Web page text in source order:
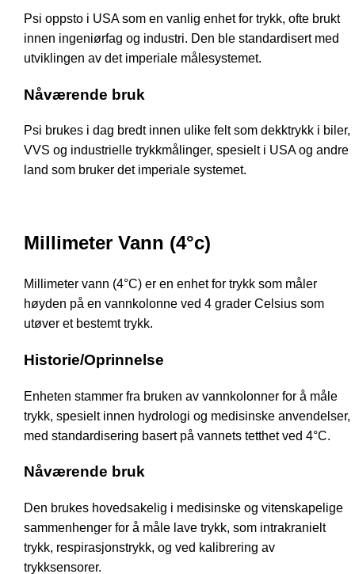
Psi oppsto i USA som en vanlig enhet for trykk, ofte brukt
innen ingeniørfag og industri. Den ble standardisert med
utviklingen av det imperiale målesystemet.
Nåværende bruk
Psi brukes i dag bredt innen ulike felt som dekktrykk i biler,
VVS og industrielle trykkmålinger, spesielt i USA og andre
land som bruker det imperiale systemet.
Millimeter Vann (4°c)
Millimeter vann (4°C) er en enhet for trykk som måler
høyden på en vannkolonne ved 4 grader Celsius som
utøver et bestemt trykk.
Historie/Oprinnelse
Enheten stammer fra bruken av vannkolonner for å måle
trykk, spesielt innen hydrologi og medisinske anvendelser,
med standardisering basert på vannets tetthet ved 4°C.
Nåværende bruk
Den brukes hovedsakelig i medisinske og vitenskapelige
sammenhenger for å måle lave trykk, som intrakranielt
trykk, respirasjonstrykk, og ved kalibrering av
trykksensorer.